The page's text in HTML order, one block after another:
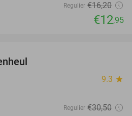
Regulier €16,20
€12,95
9.3 star
Regulier €30,50